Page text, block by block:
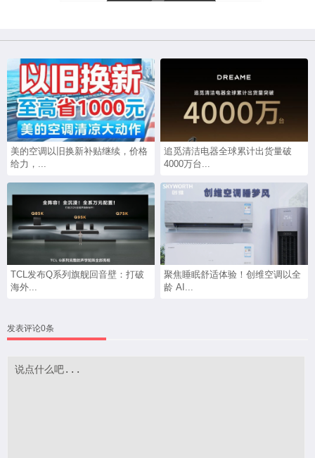
美的空调以旧换新补贴继续，价格
给力，...
追觅清洁电器全球累计出货量破
4000万台...
TCL发布Q系列旗舰回音壁：打破
海外...
聚焦睡眠舒适体验！创维空调以全
龄 AI...
发表评论0条